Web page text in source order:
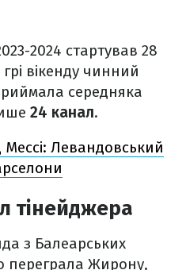
2024 стартував 28
вікенду чинний
середняка
24 канал.
Левандовський
тінейджера
з Балеарських
переграла Жирону,